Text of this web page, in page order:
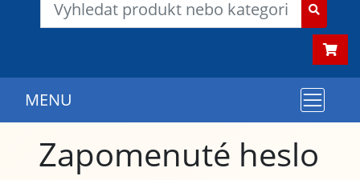
MENU
Zapomenuté heslo